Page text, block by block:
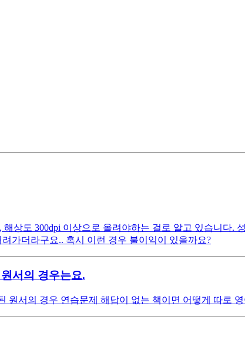
상도 300dpi 이상으로 올려야하는 걸로 알고 있습니다.
가더라구요.. 혹시 이런 경우 불이익이 있을까요?
서의 경우는요.
원서의 경우 연습문제 해답이 없는 책이면 어떻게 따로